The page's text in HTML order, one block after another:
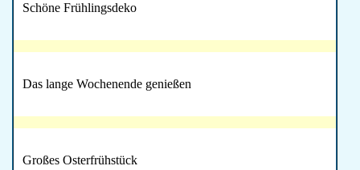
Schöne Frühlingsdeko
Das lange Wochenende genießen
Großes Osterfrühstück